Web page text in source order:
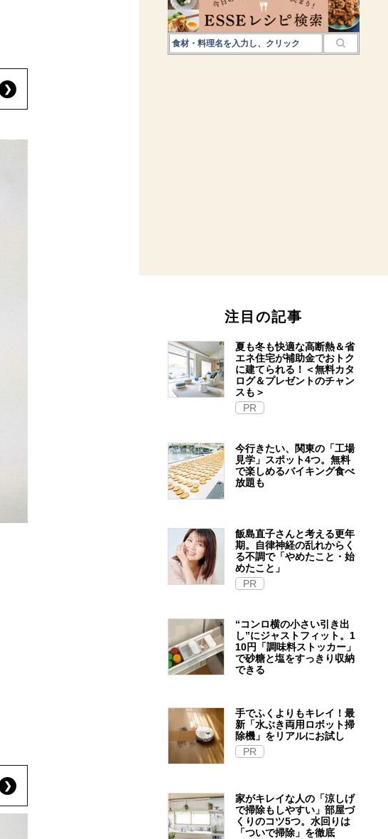
注目の記事
夏も冬も快適な高断熱＆省
エネ住宅が補助金でおトク
に建てられる！＜無料カタ
ログ＆プレゼントのチャン
スも＞
PR
今行きたい、関東の「工場
見学」スポット4つ。無料
で楽しめるバイキング食べ
放題も
飯島直子さんと考える更年
期。自律神経の乱れからく
る不調で「やめたこと・始
めたこと」
PR
“コンロ横の小さい引き出
し”にジャストフィット。1
10円「調味料ストッカー」
で砂糖と塩をすっきり収納
できる
手でふくよりもキレイ！最
新「水ぶき両用ロボット掃
除機」をリアルにお試し
PR
家がキレイな人の「涼しげ
で掃除もしやすい」部屋づ
くりのコツ5つ。水回りは
「ついで掃除」を徹底